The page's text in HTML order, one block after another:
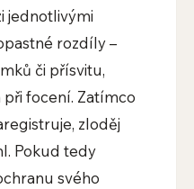
jednotlivými
rozdíly –
či přísvitu,
focení. Zatímco
zloděj
Pokud tedy
svého